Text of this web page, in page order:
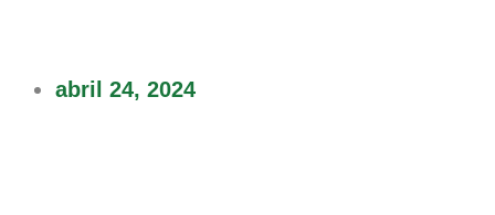
abril 24, 2024